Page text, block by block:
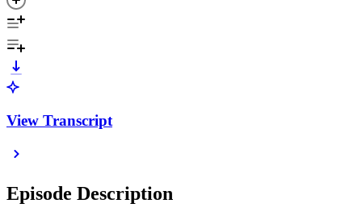
View Transcript
Episode Description